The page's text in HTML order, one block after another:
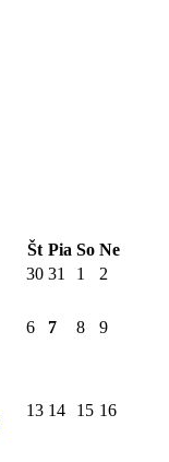
Št Pia So Ne
30 31 1 2
6 7 8 9
13 14 15 16